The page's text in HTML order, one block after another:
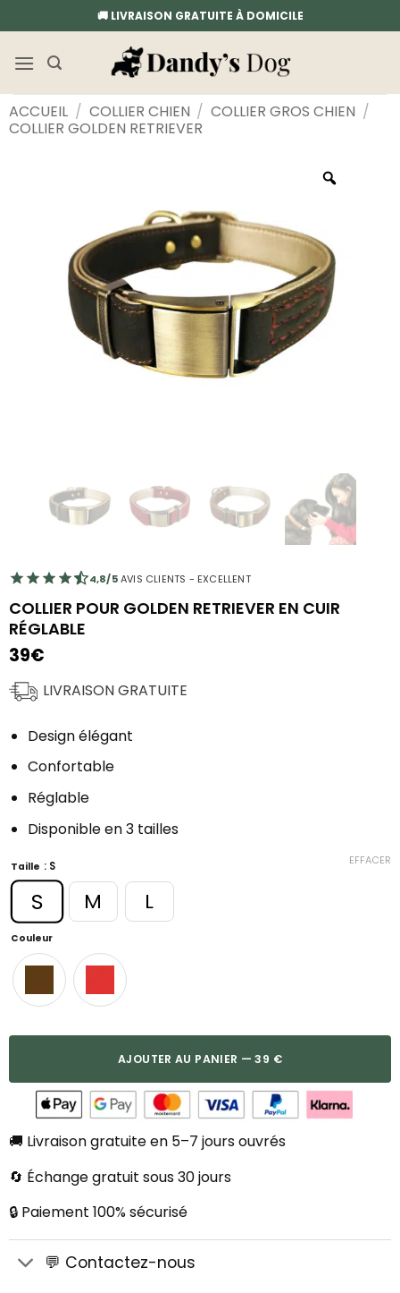
au
contenu
🚚 LIVRAISON GRATUITE À DOMICILE
ACCUEIL / COLLIER CHIEN / COLLIER GROS CHIEN /
COLLIER GOLDEN RETRIEVER
4,8/5AVIS CLIENTS - EXCELLENT
COLLIER POUR GOLDEN RETRIEVER EN CUIR
RÉGLABLE
39€
LIVRAISON GRATUITE
Design élégant
Confortable
Réglable
Disponible en 3 tailles
Taille : S
S M L
Couleur
EFFACER
AJOUTER AU PANIER — 39 €
🚚 Livraison gratuite en 5–7 jours ouvrés
🔄 Échange gratuit sous 30 jours
🔒 Paiement 100% sécurisé
💬 Contactez-nous